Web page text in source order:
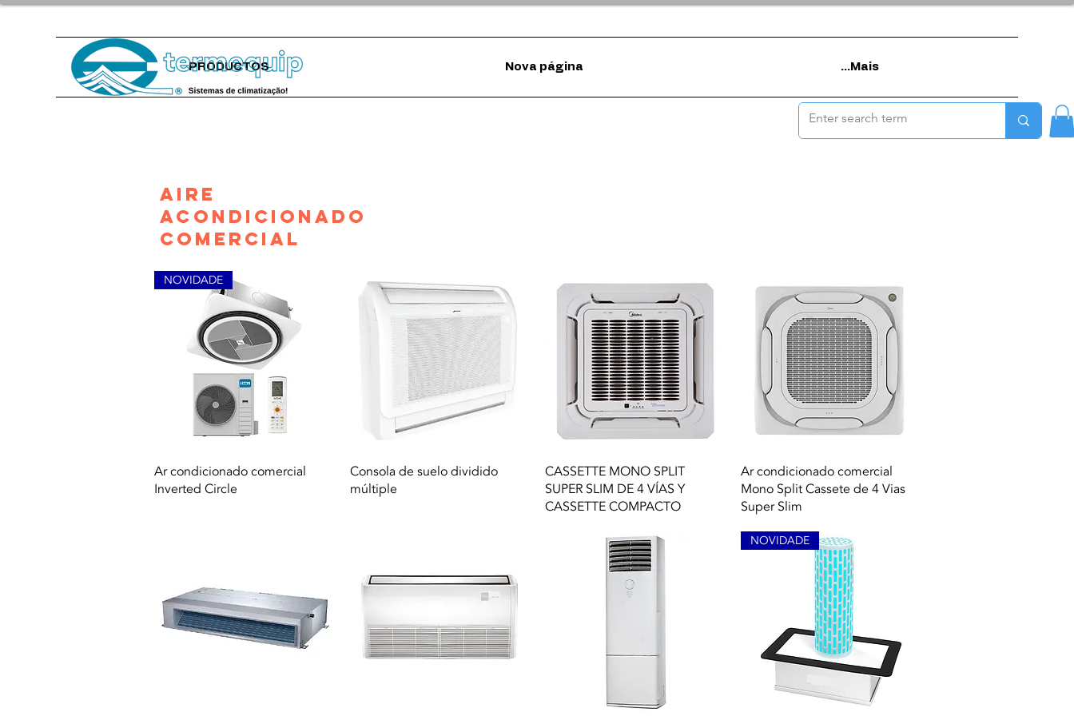
PRODUCTOS Nova página Mais...
Aire
acondicionado
comercial
Vista rápida
NOVIDADE
Ar condicionado comercial
Inverted Circle
Vista rápida
Consola de suelo dividido
múltiple
Vista rápida
CASSETTE MONO SPLIT
SUPER SLIM DE 4 VÍAS Y
CASSETTE COMPACTO
Vista rápida
Ar condicionado comercial
Mono Split Cassete de 4 Vias
Super Slim
NOVIDADE